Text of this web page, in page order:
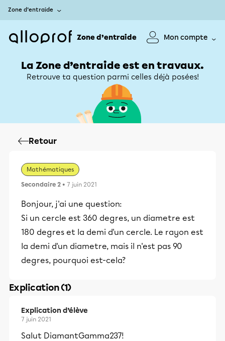
Zone d’entraide
Zone d’entraide Mon compte
La Zone d’entraide est en travaux.
Retrouve ta question parmi celles déjà posées!
Retour
Mathématiques
Secondaire 2 • 7 juin 2021
Bonjour, j'ai une question:
Si un cercle est 360 degres, un diametre est
180 degres et la demi d'un cercle. Le rayon est
la demi d'un diametre, mais il n'est pas 90
degres, pourquoi est-cela?
Explication (1)
Explication d’élève
7 juin 2021
Salut DiamantGamma237!